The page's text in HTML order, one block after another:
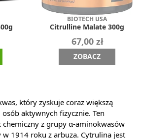
BIOTECH USA
Citrulline Malate 300g
67,00 zł
ZOBACZ
który zyskuje coraz większą
aktywnych fizycznie. Ten
chemiczny z grupy α-aminokwasów
w 1914 roku z arbuza. Cytrulina jest